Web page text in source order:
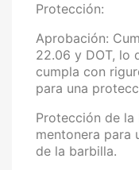
Protección:
Aprobación:
22.06 y DOT, lo
cumpla con
para una
Protección de la
mentonera para
de la barbilla.